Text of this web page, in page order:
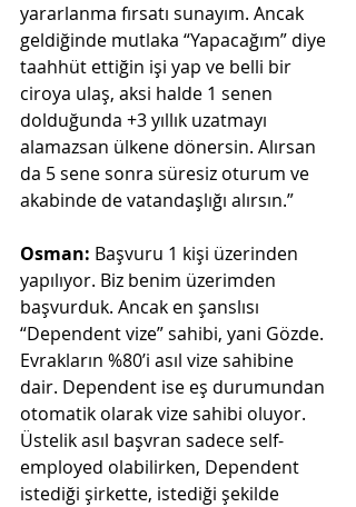
yararlanma fırsatı sunayım. Ancak
geldiğinde mutlaka “Yapacağım” diye
taahhüt ettiğin işi yap ve belli bir
ciroya ulaş, aksi halde 1 senen
dolduğunda +3 yıllık uzatmayı
alamazsan ülkene dönersin. Alırsan
da 5 sene sonra süresiz oturum ve
akabinde de vatandaşlığı alırsın.”
Osman: Başvuru 1 kişi üzerinden
yapılıyor. Biz benim üzerimden
başvurduk. Ancak en şanslısı
“Dependent vize” sahibi, yani Gözde.
Evrakların %80’i asıl vize sahibine
dair. Dependent ise eş durumundan
otomatik olarak vize sahibi oluyor.
Üstelik asıl başvran sadece self-
employed olabilirken, Dependent
istediği şirkette, istediği şekilde